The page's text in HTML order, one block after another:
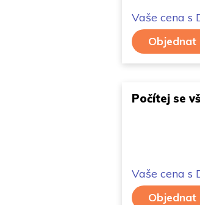
Vaše cena s
Objednat
Počítej se
Vaše cena s
Objednat